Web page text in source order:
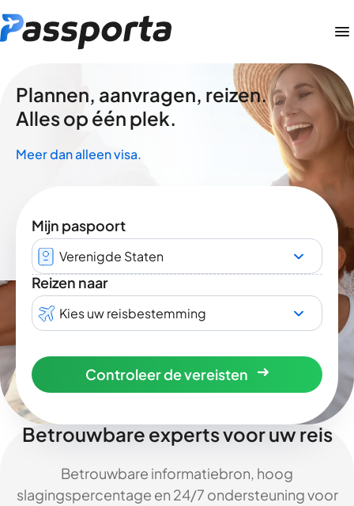
Plannen, aanvragen, reizen.
Alles op één plek.
Meer dan alleen visa.
Mijn paspoort
Verenigde Staten
Reizen naar
Kies uw reisbestemming
Controleer de vereisten
Betrouwbare experts voor uw reis
Betrouwbare informatiebron, hoog
slagingspercentage en 24/7 ondersteuning voor